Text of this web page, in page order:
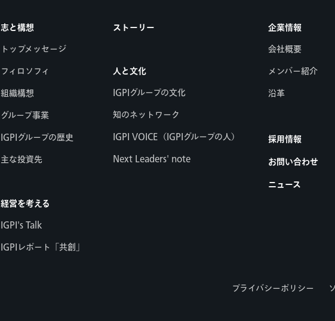
志と構想
トップメッセージ
フィロソフィ
組織構想
グループ事業
IGPIグループの歴史
主な投資先
経営を考える
IGPI's Talk
IGPIレポート「共創」
ストーリー
人と文化
IGPIグループの文化
知のネットワーク
IGPI VOICE（IGPIグループの人）
Next Leaders' note
企業情報
会社概要
メンバー紹介
沿革
採用情報
お問い合わせ
ニュース
プライバシーポリシー